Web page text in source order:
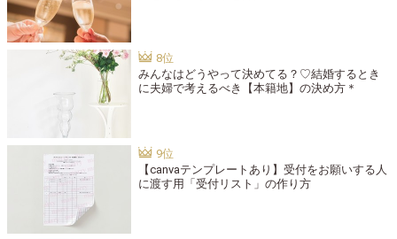
みんなはどうやって決めてる？♡結婚するとき
に夫婦で考えるべき【本籍地】の決め方＊
【canvaテンプレートあり】受付をお願いする人
に渡す用「受付リスト」の作り方